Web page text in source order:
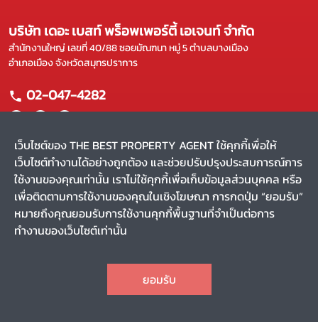
บริษัท เดอะ เบสท์ พร็อพเพอร์ตี้ เอเจนท์ จำกัด
สำนักงานใหญ่ เลขที่ 40/88 ซอยมัณฑนา หมู่ 5 ตำบลบางเมือง
อำเภอเมือง จังหวัดสมุทรปราการ
02-047-4282
แผนผังเว็บไซต์
หน้าหลัก
บริการของเรา
ขาย
ผลงานของเรา
เช่า
ค้นหาตัวแทน
สงวนลิขสิทธิ์ พ.ศ. 2569 บริษัท เดอะ เบสท์ พร็อพเพอร์ตี้ เอเจนท์
เว็บไซต์ของ THE BEST PROPERTY AGENT ใช้คุกกี้เพื่อให้
เว็บไซต์ทำงานได้อย่างถูกต้อง และช่วยปรับปรุงประสบการณ์การ
ใช้งานของคุณเท่านั้น เราไม่ใช้คุกกี้เพื่อเก็บข้อมูลส่วนบุคคล หรือ
เพื่อติดตามการใช้งานของคุณในเชิงโฆษณา การกดปุ่ม “ยอมรับ”
หมายถึงคุณยอมรับการใช้งานคุกกี้พื้นฐานที่จำเป็นต่อการ
ทำงานของเว็บไซต์เท่านั้น
ยอมรับ